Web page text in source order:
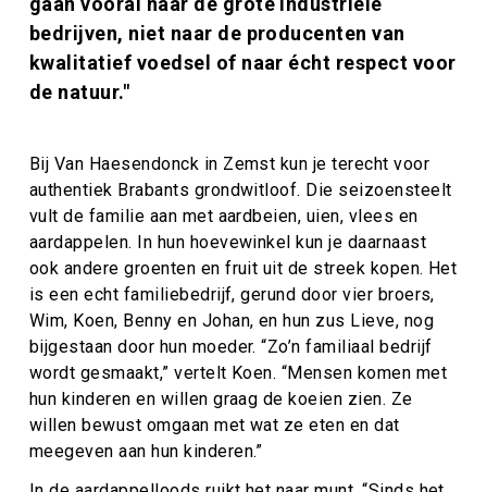
bedrijven, niet naar de producenten van
kwalitatief voedsel of naar écht respect voor
de natuur."
Bij Van Haesendonck in Zemst kun je terecht voor
authentiek Brabants grondwitloof. Die seizoensteelt
vult de familie aan met aardbeien, uien, vlees en
aardappelen. In hun hoevewinkel kun je daarnaast
ook andere groenten en fruit uit de streek kopen. Het
is een echt familiebedrijf, gerund door vier broers,
Wim, Koen, Benny en Johan, en hun zus Lieve, nog
bijgestaan door hun moeder. “Zo’n familiaal bedrijf
wordt gesmaakt,” vertelt Koen. “Mensen komen met
hun kinderen en willen graag de koeien zien. Ze
willen bewust omgaan met wat ze eten en dat
meegeven aan hun kinderen.”